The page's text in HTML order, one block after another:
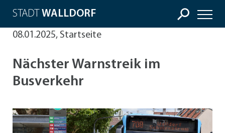
STADT WALLDORF
08.01.2025, Startseite
Nächster Warnstreik im
Busverkehr